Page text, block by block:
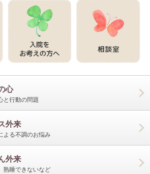
心
と行動の問題
外来
よる不調のお悩み
外来
熟睡できないなど